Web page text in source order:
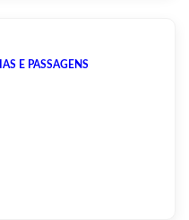
E PASSAGENS